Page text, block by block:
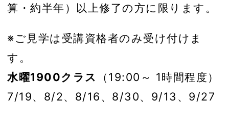
算・約半年）以上修了の方に限ります。
※ご見学は受講資格者のみ受け付けま
す。
水曜1900クラス
（19:00～ 1時間程度）
7/19、8/2、8/16、8/30、9/13、9/27